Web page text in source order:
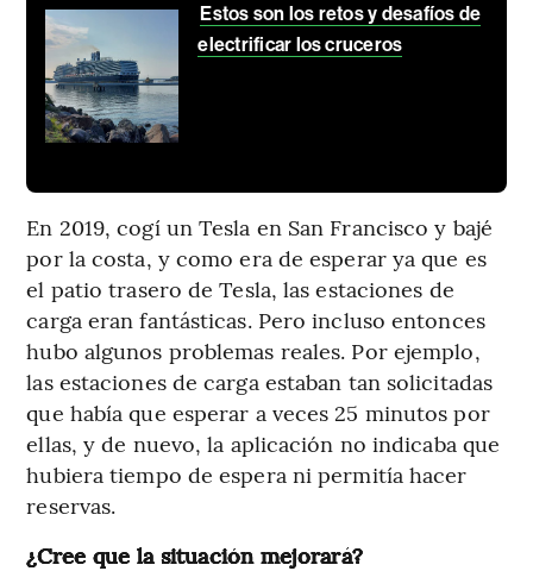
Estos son los retos y desafíos de
electrificar los cruceros
En 2019, cogí un Tesla en San Francisco y bajé
por la costa, y como era de esperar ya que es
el patio trasero de Tesla, las estaciones de
carga eran fantásticas. Pero incluso entonces
hubo algunos problemas reales. Por ejemplo,
las estaciones de carga estaban tan solicitadas
que había que esperar a veces 25 minutos por
ellas, y de nuevo, la aplicación no indicaba que
hubiera tiempo de espera ni permitía hacer
reservas.
¿Cree que la situación mejorará?